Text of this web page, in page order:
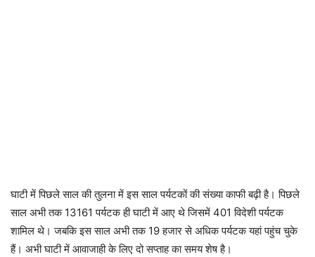
घाटी में पिछले साल की तुलना में इस साल पर्यटकों की संख्या काफी बढ़ी है। पिछले
साल अभी तक 13161 पर्यटक ही घाटी में आए थे जिसमें 401 विदेशी पर्यटक
शामिल थे। जबकि इस साल अभी तक 19 हजार से अधिक पर्यटक यहां पहुंच चुके
हैं। अभी घाटी में आवाजाही के लिए दो सप्ताह का समय शेष है।